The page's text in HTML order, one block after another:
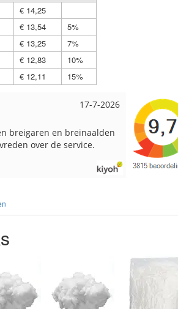
€ 14,25
€ 13,54
5%
€ 13,25
7%
€ 12,83
10%
€ 12,11 15%
12-7-2026
verpakt. Top.
Nell
Goed